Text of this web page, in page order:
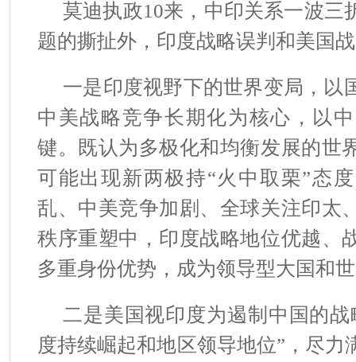
莫迪执政10来，中印关系一波三
题的撕扯外，印度战略误判和美国
一是印度视野下的世界变局，以
中美战略竞争长期化为核心，以
键。既认为多极化和均衡发展的世
可能出现新两极持“火中取栗”态
乱、中美竞争加剧、全球关注印太
秩序重塑中，印度战略地位优越、
多重身份优势，成为领导型大国和
二是美国视印度为遏制中国的
度持续崛起和地区领导地位”，尽力